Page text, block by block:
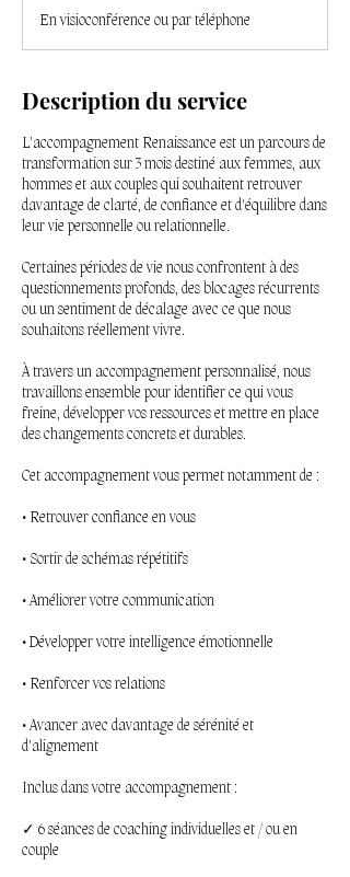
i
n
En visioconférence ou par téléphone
Description du service
L'accompagnement Renaissance est un parcours de
transformation sur 3 mois destiné aux femmes, aux
hommes et aux couples qui souhaitent retrouver
davantage de clarté, de confiance et d'équilibre dans
leur vie personnelle ou relationnelle.
Certaines périodes de vie nous confrontent à des
questionnements profonds, des blocages récurrents
ou un sentiment de décalage avec ce que nous
souhaitons réellement vivre.
À travers un accompagnement personnalisé, nous
travaillons ensemble pour identifier ce qui vous
freine, développer vos ressources et mettre en place
des changements concrets et durables.
Cet accompagnement vous permet notamment de :
• Retrouver confiance en vous
• Sortir de schémas répétitifs
• Améliorer votre communication
• Développer votre intelligence émotionnelle
• Renforcer vos relations
• Avancer avec davantage de sérénité et
d'alignement
Inclus dans votre accompagnement :
✓ 6 séances de coaching individuelles et / ou en
couple